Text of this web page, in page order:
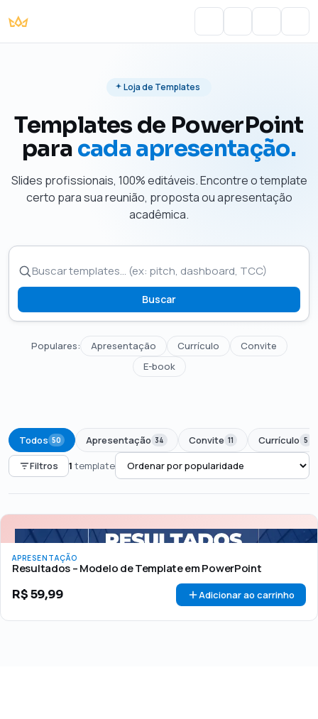
Loja de Templates
Templates de PowerPoint
para cada apresentação.
Slides profissionais, 100% editáveis. Encontre o template
certo para sua reunião, proposta ou apresentação
acadêmica.
Buscar
Populares: Apresentação Currículo
Convite
E-book
Todos 50 Apresentação 34 Convite 11 Currículo 5
Filtros 1 template
PREÇO
Todos Até R$50 R$50 – R$100 Acima de R$100
OFERTA 🏷 Em promoção
APRESENTAÇÃO
Resultados – Modelo de Template em PowerPoint
R$59,99 Adicionar ao carrinho